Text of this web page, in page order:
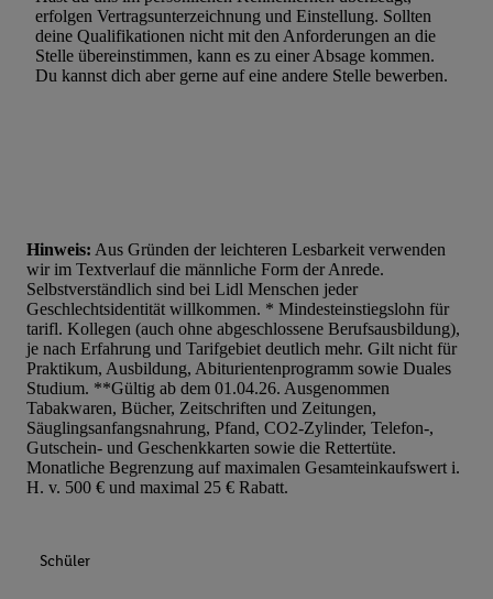
erfolgen Vertragsunterzeichnung und Einstellung. Sollten
deine Qualifikationen nicht mit den Anforderungen an die
Stelle übereinstimmen, kann es zu einer Absage kommen.
Du kannst dich aber gerne auf eine andere Stelle bewerben.
Hinweis: Aus Gründen der leichteren Lesbarkeit verwenden
wir im Textverlauf die männliche Form der Anrede.
Selbstverständlich sind bei Lidl Menschen jeder
Geschlechtsidentität willkommen. * Mindesteinstiegslohn für
tarifl. Kollegen (auch ohne abgeschlossene Berufsausbildung),
je nach Erfahrung und Tarifgebiet deutlich mehr. Gilt nicht für
Praktikum, Ausbildung, Abiturientenprogramm sowie Duales
Studium. **Gültig ab dem 01.04.26. Ausgenommen
Tabakwaren, Bücher, Zeitschriften und Zeitungen,
Säuglingsanfangsnahrung, Pfand, CO2-Zylinder, Telefon-,
Gutschein- und Geschenkkarten sowie die Rettertüte.
Monatliche Begrenzung auf maximalen Gesamteinkaufswert i.
H. v. 500 € und maximal 25 € Rabatt.
Schüler
Werbung. Speichern von oder Zugriff auf Informationen auf
Entwicklung und Verbesserung der Angebote. Analyse von
Statistiken oder Kombinationen von Daten aus verschiedenen